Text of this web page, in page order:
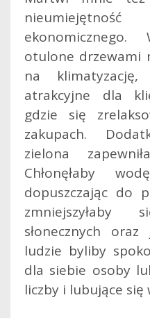
otulone drzewami
na
atrakcyjne dla
gdzie się
zakupach.
zielona
Chłonęłaby
dopuszczając do
słonecznych
ludzie byliby
dla siebie osoby
liczby i lubujące